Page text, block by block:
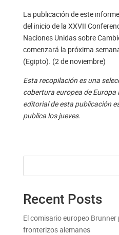
La publicación de este
del inicio de la XXVII
Naciones Unidas sobre
comenzará la próxima
(Egipto). (2 de noviembre)
Esta recopilación es una
cobertura europea de
editorial de esta publicación
publica los jueves.
Recent Posts
El comisario europeo
fronterizos alemanes